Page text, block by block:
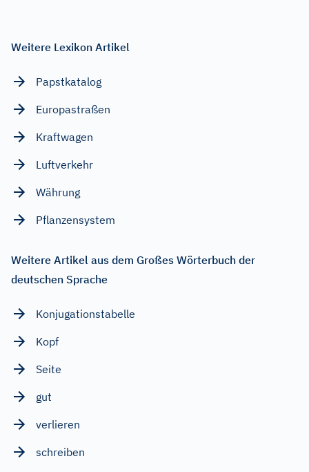
Weitere Lexikon Artikel
Papstkatalog
Europastraßen
Kraftwagen
Luftverkehr
Währung
Pflanzensystem
Weitere Artikel aus dem Großes Wörterbuch der
deutschen Sprache
Konjugationstabelle
Kopf
Seite
gut
verlieren
schreiben